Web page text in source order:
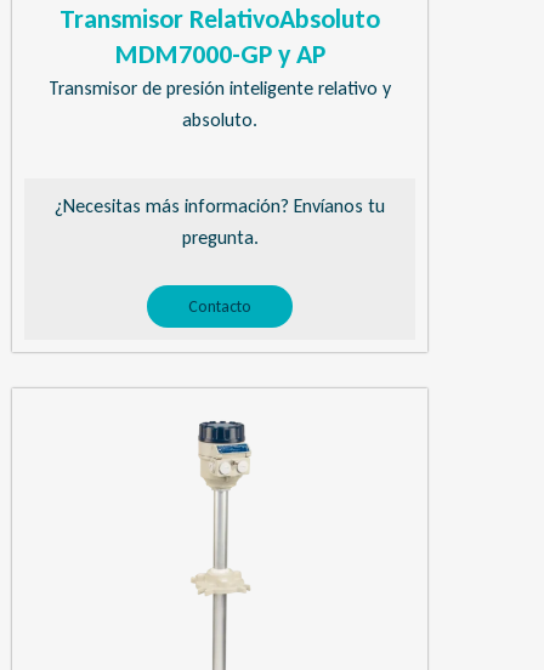
Transmisor RelativoAbsoluto
MDM7000-GP y AP
Transmisor de presión inteligente relativo y
absoluto.
¿Necesitas más información? Envíanos tu
pregunta.
Contacto